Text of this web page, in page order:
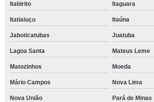
Itabirito Itaguara
Itatiaiuçu Itaúna
Jaboticatubas Juatuba
Lagoa Santa Mateus Leme
Matozinhos Moeda
Mário Campos Nova Lima
Nova União Pará de Minas